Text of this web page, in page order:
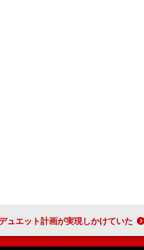
だった80年代前半”にマドンナとのデュエット計画が実現しかけていた